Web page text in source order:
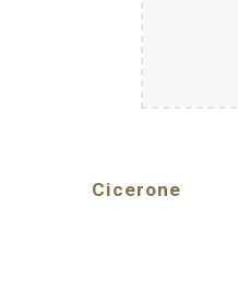
Cicerone